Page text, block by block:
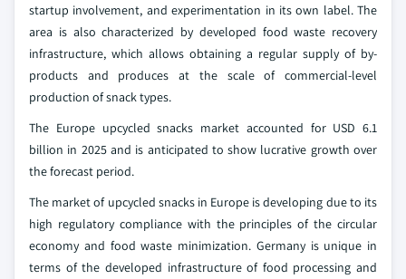
startup involvement, and experimentation in its own label. The
area is also characterized by developed food waste recovery
infrastructure, which allows obtaining a regular supply of by-
products and produces at the scale of commercial-level
production of snack types.
The Europe upcycled snacks market accounted for USD 6.1
billion in 2025 and is anticipated to show lucrative growth over
the forecast period.
The market of upcycled snacks in Europe is developing due to its
high regulatory compliance with the principles of the circular
economy and food waste minimization. Germany is unique in
terms of the developed infrastructure of food processing and